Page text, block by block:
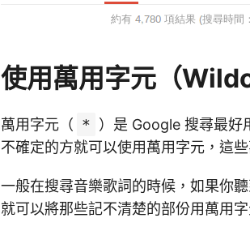
使用萬用字元（
萬用字元（ * ）是 Google 搜尋最好
不確定的方就可以使用萬用字元，這
一般在搜尋音樂歌詞的時候，如果你
就可以將那些記不清楚的部份用萬用